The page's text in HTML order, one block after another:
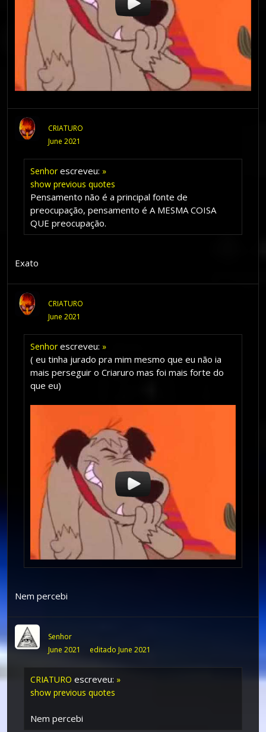
CRIATURO
June 2021
Senhorescreveu: »
show previous quotes
Pensamento não é a principal fonte de
preocupação, pensamento é A MESMA COISA
QUE preocupação.
Exato
CRIATURO
June 2021
Senhorescreveu: »
( eu tinha jurado pra mim mesmo que eu não ia
mais perseguir o Criaruro mas foi mais forte do
que eu)
Nem percebi
Senhor
June 2021
editado June 2021
CRIATURO escreveu: »
show previous quotes
Nem percebi